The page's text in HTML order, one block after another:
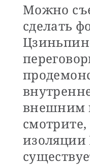
Можно
сделать
внешним
изоляции